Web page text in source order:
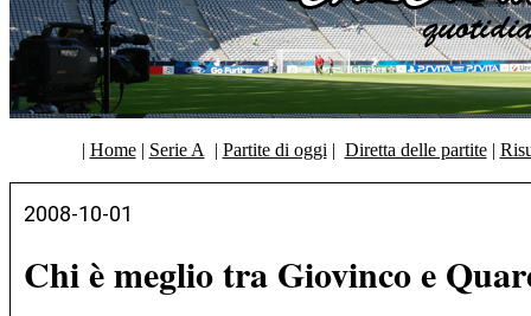
| Home| Serie A | Partite di oggi | Diretta delle partite|
2008-10-01
Chi è meglio tra Giovinco e